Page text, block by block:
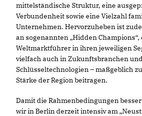
mittelständische Struktur, eine
Verbundenheit sowie eine Vielzahl
Unternehmen. Hervorzuheben ist
an sogenannten „Hidden Champions“,
Weltmarktführer in ihren jeweiligen
vielfach auch in Zukunftsbranchen und
Schlüsseltechnologien – maßgeblich
Stärke der Region beitragen.
Damit die Rahmenbedingungen
wir in Berlin derzeit intensiv am